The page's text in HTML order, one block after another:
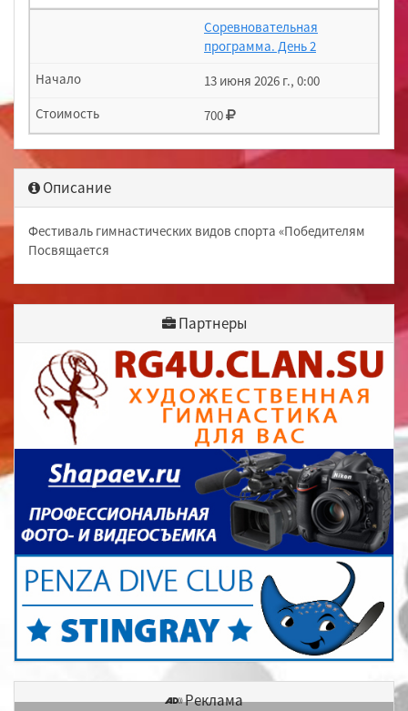
Соревновательная
программа. День 2
13 июня 2026 г., 0:00
700
Описание
Фестиваль гимнастических видов спорта «Победителям
Посвящается
Партнеры
Реклама